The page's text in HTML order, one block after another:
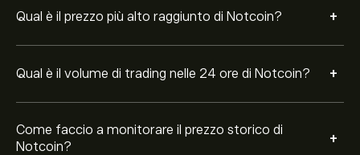
Qual è il prezzo più alto raggiunto di Notcoin? +
Qual è il volume di trading nelle 24 ore di Notcoin? +
Come faccio a monitorare il prezzo storico di
Notcoin?
+